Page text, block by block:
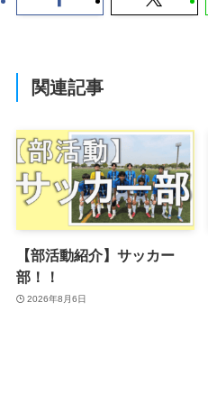
関連記事
【部活動紹介】サッカー
部！！
2026年8月6日